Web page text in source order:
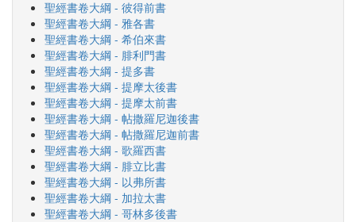
聖經書卷大綱 - 彼得前書
聖經書卷大綱 - 雅各書
聖經書卷大綱 - 希伯來書
聖經書卷大綱 - 腓利門書
聖經書卷大綱 - 提多書
聖經書卷大綱 - 提摩太後書
聖經書卷大綱 - 提摩太前書
聖經書卷大綱 - 帖撒羅尼迦後書
聖經書卷大綱 - 帖撒羅尼迦前書
聖經書卷大綱 - 歌羅西書
聖經書卷大綱 - 腓立比書
聖經書卷大綱 - 以弗所書
聖經書卷大綱 - 加拉太書
聖經書卷大綱 - 哥林多後書